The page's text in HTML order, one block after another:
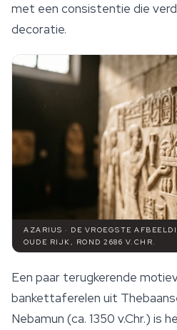
met een consistentie die
decoratie.
AZARIUS · DE VROEGSTE
OUDE RIJK, ROND 2686 V.CHR.
Een paar terugkerende
bankettaferelen uit
Nebamun (ca. 1350 v.Chr.) is